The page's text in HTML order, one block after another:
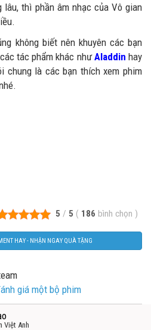
lâu, thì phần âm nhạc của Vô gian
không biết nên khuyên các bạn
tác phẩm khác nhưAladdin hay
chung là các bạn thích xem phim
5 / 5 ( 186 bình chọn )
HAY - NHẬN NGAY QUÀ TẶNG
giá một bộ phim
Việt Anh